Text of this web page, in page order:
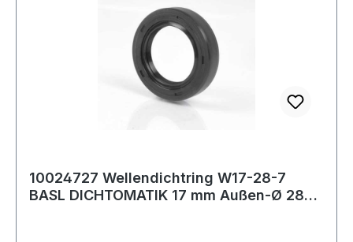
10024727 Wellendichtring W17-28-7
BASL DICHTOMATIK 17 mm Außen-Ø 28